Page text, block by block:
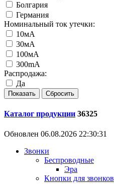
Болгария
Германия
Номинальный ток утечки:
10мА
30мА
100мА
300mA
Распродажа:
Да
Каталог продукции 36325
Обновлен 06.08.2026 22:30:31
Звонки
Беспроводные
Эра
Кнопки для звонков